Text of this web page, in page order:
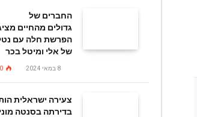
החברים של
גדולים מהחיים
הפרשת חלה עם
של אלי ומיטל בכר
8 במאי 2024
צעירה ישראלית
בדירתה בסנטה